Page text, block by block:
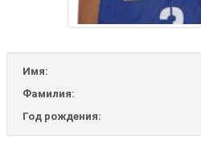
Имя:
Фамилия:
Год рождения: